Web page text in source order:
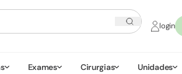
login
Exames Cirurgias Unidades